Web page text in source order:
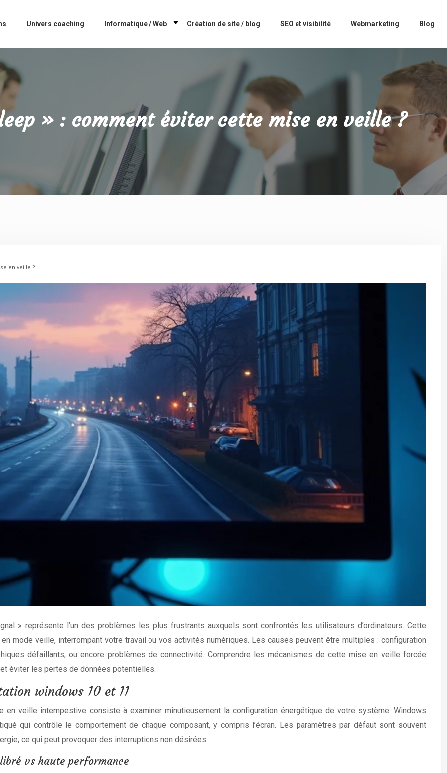
Univers coaching Informatique / Web Création de site / blog SEO et visibilité Webmarketing Blog
» : comment éviter cette mise en veille ?
en veille ?
» représente l’un des problèmes les plus frustrants auxquels sont confrontés les utilisateurs d’ordinateurs. Cette
mode veille, interrompant votre travail ou vos activités numériques. Les causes peuvent être multiples : configuration
défaillants, ou encore problèmes de connectivité. Comprendre les mécanismes de cette mise en veille forcée
éviter les pertes de données potentielles.
windows 10 et 11
veille intempestive consiste à examiner minutieusement la configuration énergétique de votre système. Windows
qui contrôle le comportement de chaque composant, y compris l’écran. Les paramètres par défaut sont souvent
ce qui peut provoquer des interruptions non désirées.
vs haute performance